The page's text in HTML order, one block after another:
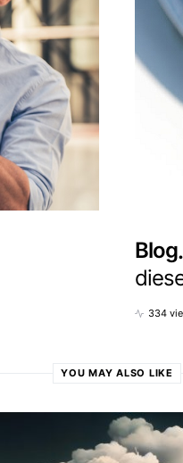
Blog
334
YOU MAY ALSO LIKE